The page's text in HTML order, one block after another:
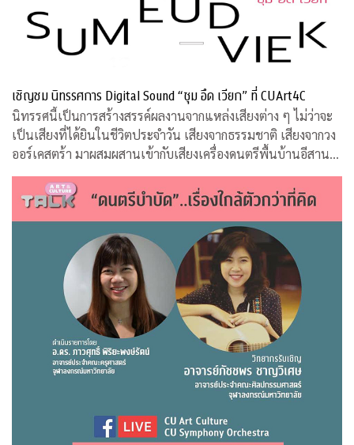
เชิญชม นิทรรศการ Digital Sound “ซุม อึด เวียก” ที่ CUArt4C
นิทรรศนี้เป็นการสร้างสรรค์ผลงานจากแหล่งเสียงต่าง ๆ ไม่ว่าจะ
เป็นเสียงที่ได้ยินในชีวิตประจำวัน เสียงจากธรรมชาติ เสียงจากวง
ออร์เคสตร้า มาผสมผสานเข้ากับเสียงเครื่องดนตรีพื้นบ้านอีสานที่
คุ้นหู ผ่านกระบวนการและเทคนิคทางด้านดิจิทัล